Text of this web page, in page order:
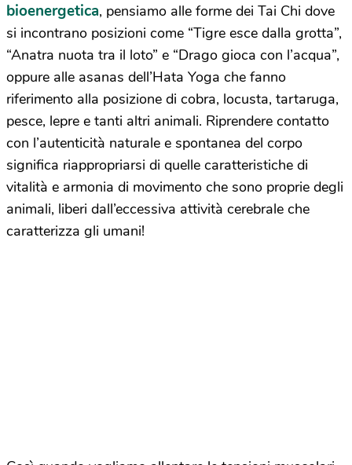
bioenergetica, pensiamo alle forme dei Tai Chi dove
si incontrano posizioni come “Tigre esce dalla grotta”,
“Anatra nuota tra il loto” e “Drago gioca con l’acqua”,
oppure alle asanas dell’Hata Yoga che fanno
riferimento alla posizione di cobra, locusta, tartaruga,
pesce, lepre e tanti altri animali. Riprendere contatto
con l’autenticità naturale e spontanea del corpo
significa riappropriarsi di quelle caratteristiche di
vitalità e armonia di movimento che sono proprie degli
animali, liberi dall’eccessiva attività cerebrale che
caratterizza gli umani!